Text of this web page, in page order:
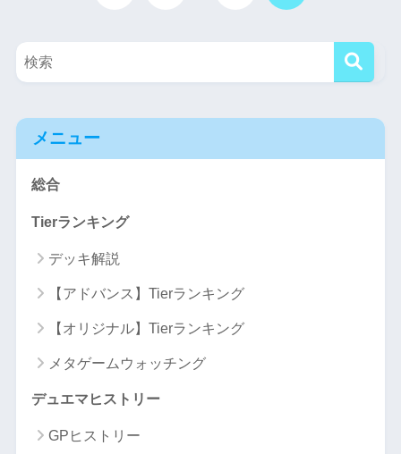
メニュー
総合
Tierランキング
デッキ解説
【アドバンス】Tierランキング
【オリジナル】Tierランキング
メタゲームウォッチング
デュエマヒストリー
GPヒストリー